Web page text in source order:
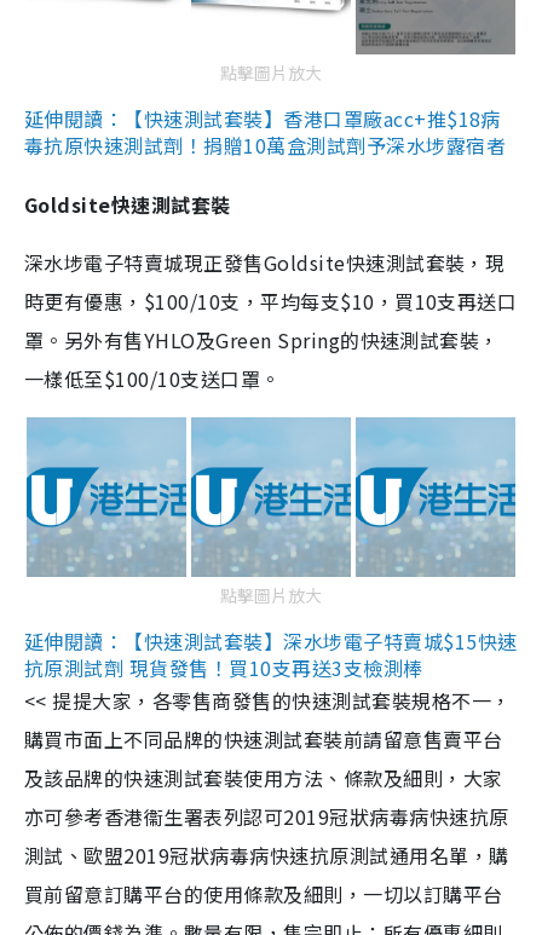
點擊圖片放大
延伸閱讀：【快速測試套裝】香港口罩廠acc+推$18病
毒抗原快速測試劑！捐贈10萬盒測試劑予深水埗露宿者
Goldsite快速測試套裝
深水埗電子特賣城現正發售Goldsite快速測試套裝，現
時更有優惠，$100/10支，平均每支$10，買10支再送口
罩。另外有售YHLO及Green Spring的快速測試套裝，
一樣低至$100/10支送口罩。
點擊圖片放大
延伸閱讀：【快速測試套裝】深水埗電子特賣城$15快速
抗原測試劑 現貨發售！買10支再送3支檢測棒
<< 提提大家，各零售商發售的快速測試套裝規格不一，
購買市面上不同品牌的快速測試套裝前請留意售賣平台
及該品牌的快速測試套裝使用方法、條款及細則，大家
亦可參考香港衞生署表列認可2019冠狀病毒病快速抗原
測試、歐盟2019冠狀病毒病快速抗原測試通用名單，購
買前留意訂購平台的使用條款及細則，一切以訂購平台